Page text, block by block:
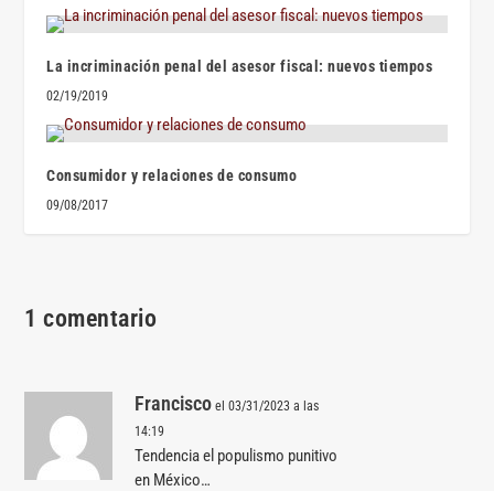
La incriminación penal del asesor fiscal: nuevos tiempos
02/19/2019
Consumidor y relaciones de consumo
09/08/2017
1 comentario
Francisco el 03/31/2023 a las
14:19
Tendencia el populismo punitivo
en México…